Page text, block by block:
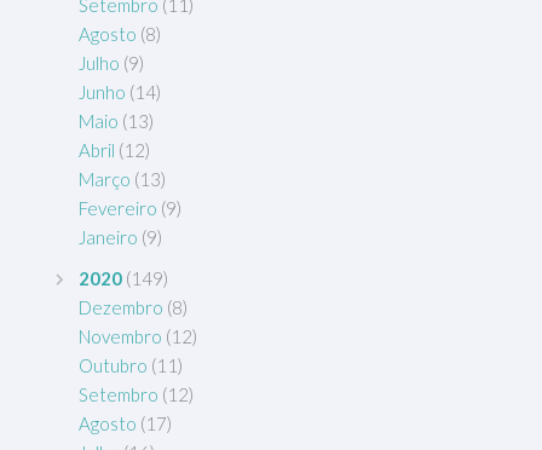
Setembro (11)
Agosto (8)
Julho (9)
Junho (14)
Maio (13)
Abril (12)
Março (13)
Fevereiro (9)
Janeiro (9)
2020 (149)
Dezembro (8)
Novembro (12)
Outubro (11)
Setembro (12)
Agosto (17)